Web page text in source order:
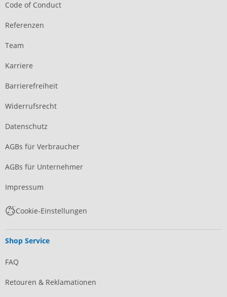
Code of Conduct
Referenzen
Team
Karriere
Barrierefreiheit
Widerrufsrecht
Datenschutz
AGBs für Verbraucher
AGBs für Unternehmer
Impressum
Cookie-Einstellungen
Shop Service
FAQ
Retouren & Reklamationen